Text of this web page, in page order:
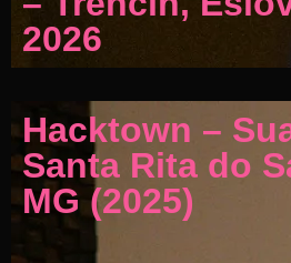
2026
Hacktown –
Santa Rita do
MG (2025)